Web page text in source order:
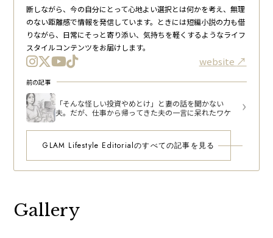
断しながら、今の自分にとって心地よい選択とは何かを考え、無理
のない距離感で情報を発信しています。ときには短編小説の力も借
りながら、日常にそっと寄り添い、気持ちを軽くするようなライフ
スタイルコンテンツをお届けします。
website
前の記事
「そんな怪しい投資やめとけ」と妻の話を聞かない
夫。だが、仕事から帰ってきた夫の一言に呆れたワケ
GLAM Lifestyle Editorialのすべての記事を見る
Gallery